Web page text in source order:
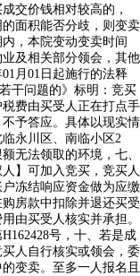
交价钱相对较高的，
面积能否分歧，则变卖
，本院变动变卖时间
及相关部分领会，其他
月01日起施行的法释
干问题的》标明：竞买
费由买受人正在打点手
予答应。具体以现实情
永川区、南临小区2
无法领取的环境，七、
】可加入竞买，竞买人
冻结响应资金做为应缴
房款中扣除并退还买受
由买受人核实并承担。
号，十、若是成
人自行核实或领会，委
变卖。至多一人报名且